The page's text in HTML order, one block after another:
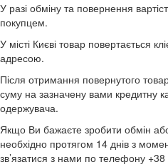
У разі обміну та повернення
покупцем.
У місті Києві товар повертається
адресою.
Після отримання повернутого
суму на зазначену вами кредитну
одержувача.
Якщо Ви бажаєте зробити обмін
необхідно протягом 14 днів з
зв’язатися з нами по телефону